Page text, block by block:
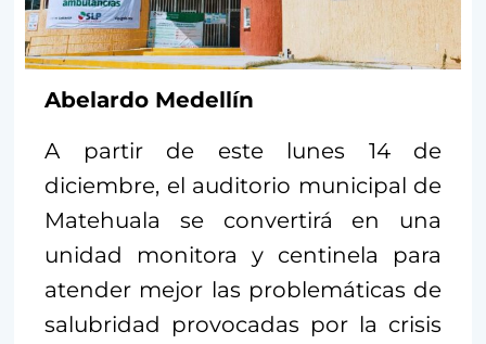
Abelardo Medellín
A partir de este lunes 14 de
diciembre, el auditorio municipal de
Matehuala se convertirá en una
unidad monitora y centinela para
atender mejor las problemáticas de
salubridad provocadas por la crisis